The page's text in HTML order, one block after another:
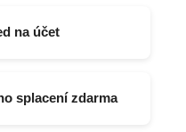
na účet
splacení zdarma